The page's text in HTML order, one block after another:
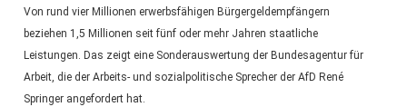
Von rund vier Millionen erwerbsfähigen Bürgergeldempfängern
beziehen 1,5 Millionen seit fünf oder mehr Jahren staatliche
Leistungen. Das zeigt eine Sonderauswertung der Bundesagentur für
Arbeit, die der Arbeits- und sozialpolitische Sprecher der AfD René
Springer angefordert hat.